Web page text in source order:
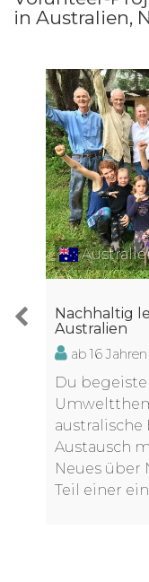
in Australien,
Nachhaltig
Australien
ab 16 Jahren
Du
australische
Austausch
Neues über
Teil einer